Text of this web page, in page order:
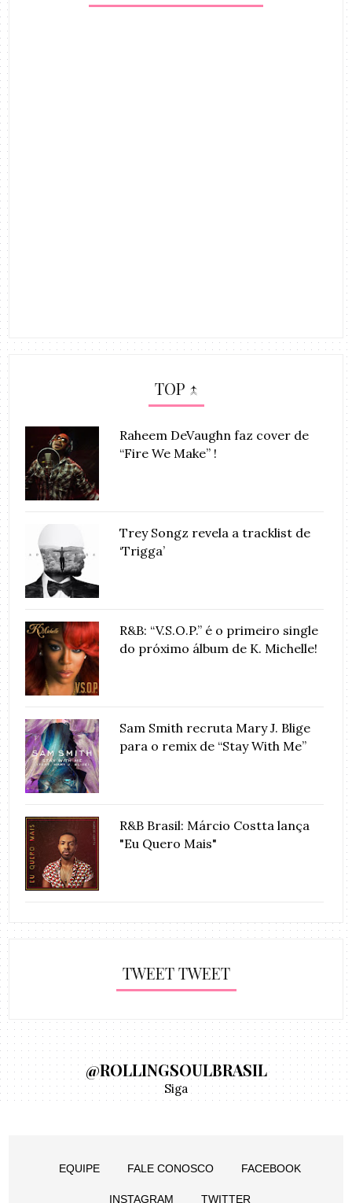
TOP ↑
Raheem DeVaughn faz cover de
“Fire We Make” !
Trey Songz revela a tracklist de
‘Trigga’
R&B: “V.S.O.P.” é o primeiro single
do próximo álbum de K. Michelle!
Sam Smith recruta Mary J. Blige
para o remix de “Stay With Me”
R&B Brasil: Márcio Costta lança
"Eu Quero Mais"
TWEET TWEET
@ROLLINGSOULBRASIL
Siga
EQUIPE FALE CONOSCO FACEBOOK
INSTAGRAM TWITTER